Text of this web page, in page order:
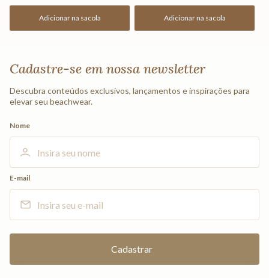
Adicionar na sacola Adicionar na sacola
Cadastre-se em nossa newsletter
Descubra conteúdos exclusivos, lançamentos e inspirações para
elevar seu beachwear.
Nome
E-mail